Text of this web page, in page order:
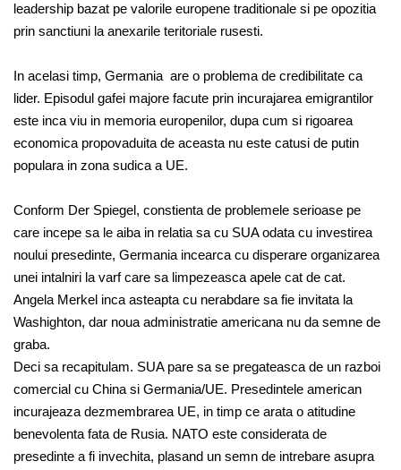
leadership bazat pe valorile europene traditionale si pe opozitia
prin sanctiuni la anexarile teritoriale rusesti.
In acelasi timp, Germania are o problema de credibilitate ca
lider. Episodul gafei majore facute prin incurajarea emigrantilor
este inca viu in memoria europenilor, dupa cum si rigoarea
economica propovaduita de aceasta nu este catusi de putin
populara in zona sudica a UE.
Conform Der Spiegel, constienta de problemele serioase pe
care incepe sa le aiba in relatia sa cu SUA odata cu investirea
noului presedinte, Germania incearca cu disperare organizarea
unei intalniri la varf care sa limpezeasca apele cat de cat.
Angela Merkel inca asteapta cu nerabdare sa fie invitata la
Washighton, dar noua administratie americana nu da semne de
graba.
Deci sa recapitulam. SUA pare sa se pregateasca de un razboi
comercial cu China si Germania/UE. Presedintele american
incurajeaza dezmembrarea UE, in timp ce arata o atitudine
benevolenta fata de Rusia. NATO este considerata de
presedinte a fi invechita, plasand un semn de intrebare asupra